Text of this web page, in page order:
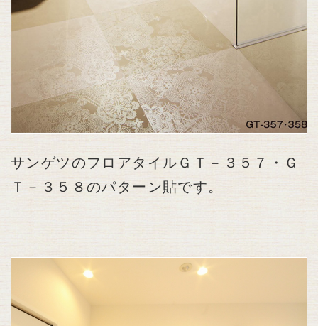
サンゲツのフロアタイルＧＴ－３５７・Ｇ
Ｔ－３５８のパターン貼です。